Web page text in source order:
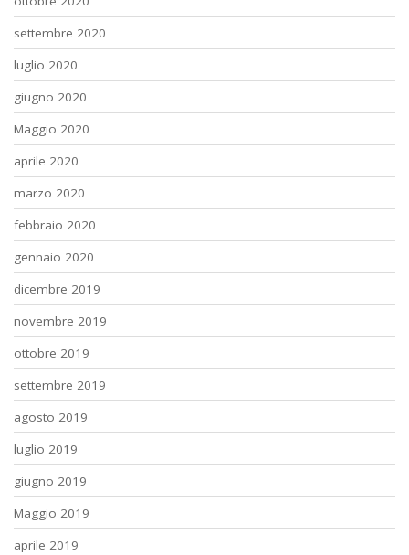
settembre 2020
luglio 2020
giugno 2020
Maggio 2020
aprile 2020
marzo 2020
febbraio 2020
gennaio 2020
dicembre 2019
novembre 2019
ottobre 2019
settembre 2019
agosto 2019
luglio 2019
giugno 2019
Maggio 2019
aprile 2019